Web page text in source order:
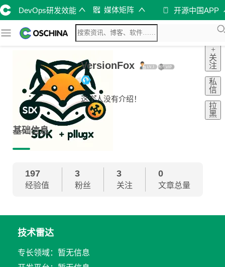
DevOps研发效能 媒体矩阵 开源中国APP
VersionFox
这个人没有介绍！
+
关
注
私
信
拉
黑
基础信息
197
经验值
3
粉丝
3
关注
0
文章总量
技术雷达
专长领域：暂无信息